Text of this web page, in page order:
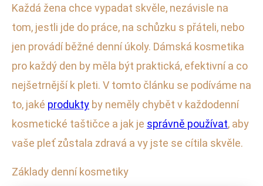
pro Každodenní Použití
20. 1. 2026· 4 min čtení · Autor: Lucie Sýkorová
Každá žena chce vypadat skvěle, nezávisle na
tom, jestli jde do práce, na schůzku s přáteli, nebo
jen provádí běžné denní úkoly. Dámská kosmetika
pro každý den by měla být praktická, efektivní a co
nejšetrnější k pleti. V tomto článku se podíváme na
to, jaké produkty by neměly chybět v každodenní
kosmetické taštičce a jak je správně používat, aby
vaše pleť zůstala zdravá a vy jste se cítila skvěle.
Základy denní kosmetiky